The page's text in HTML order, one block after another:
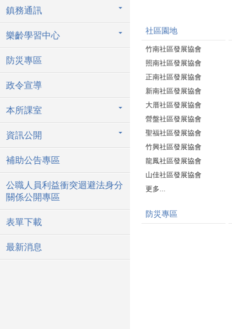
鎮務通訊
樂齡學習中心
防災專區
政令宣導
本所課室
資訊公開
補助公告專區
公職人員利益衝突迴避法身分
關係公開專區
表單下載
最新消息
社區園地
竹南社區發展協會
照南社區發展協會
正南社區發展協會
新南社區發展協會
大厝社區發展協會
營盤社區發展協會
聖福社區發展協會
竹興社區發展協會
龍鳳社區發展協會
山佳社區發展協會
更多...
防災專區